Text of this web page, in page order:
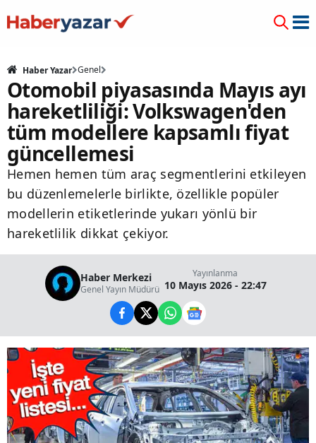
Haber Yazar Genel
Otomobil piyasasında Mayıs ayı
hareketliliği: Volkswagen'den
tüm modellere kapsamlı fiyat
güncellemesi
Hemen hemen tüm araç segmentlerini etkileyen
bu düzenlemelerle birlikte, özellikle popüler
modellerin etiketlerinde yukarı yönlü bir
hareketlilik dikkat çekiyor.
Haber Merkezi
Genel Yayın Müdürü
Yayınlanma
10 Mayıs 2026 - 22:47